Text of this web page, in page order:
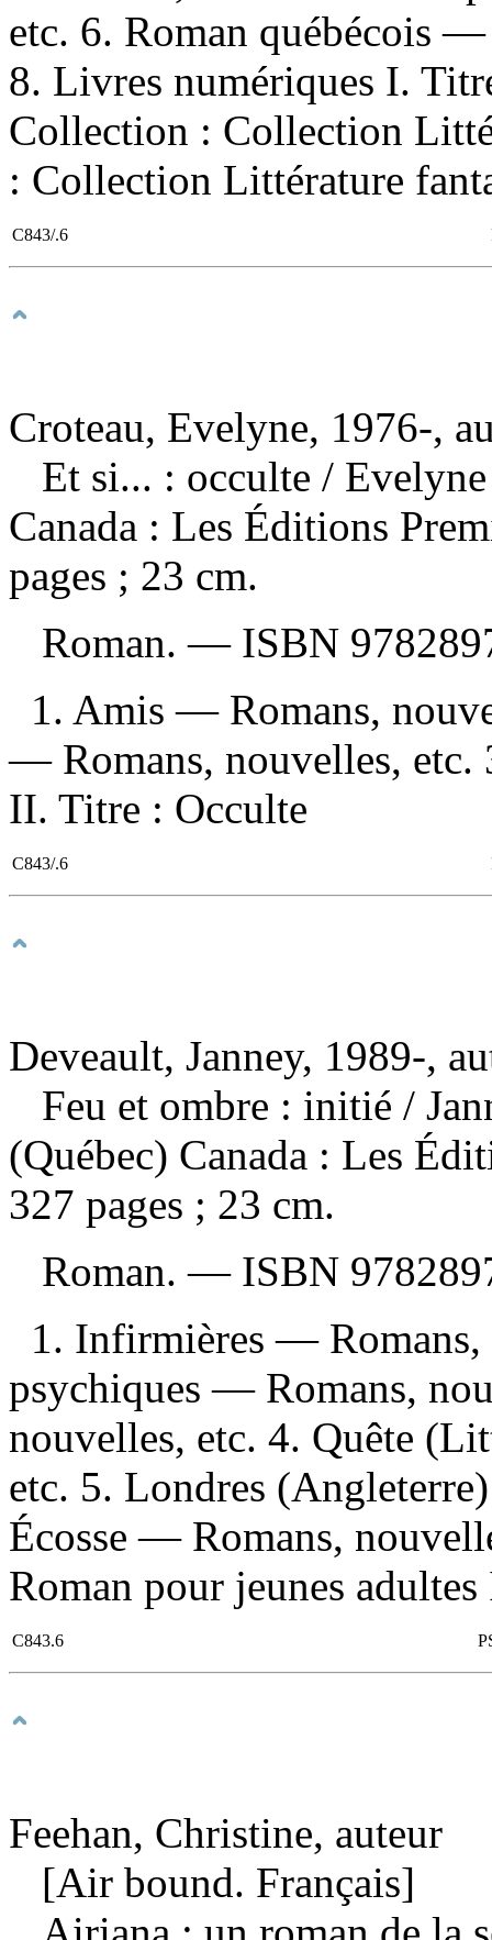
etc. 6. Roman québécois
8. Livres numériques I.
Collection : Collection
: Collection Littérature
C843/.6
Croteau, Evelyne, 1976-,
Et si... : occulte /
Canada : Les Éditions
pages ; 23 cm.
Roman. — ISBN
1. Amis — Romans,
— Romans, nouvelles, etc.
II. Titre : Occulte
C843/.6
Deveault, Janney, 1989-,
Feu et ombre : initié /
(Québec) Canada : Les
327 pages ; 23 cm.
Roman. — ISBN
1. Infirmières — Romans,
psychiques — Romans,
nouvelles, etc. 4. Quête
etc. 5. Londres
Écosse — Romans,
Roman pour jeunes
C843.6
Feehan, Christine, auteur
[Air bound. Français]